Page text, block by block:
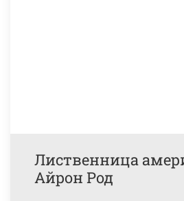
Лиственница
Айрон Род